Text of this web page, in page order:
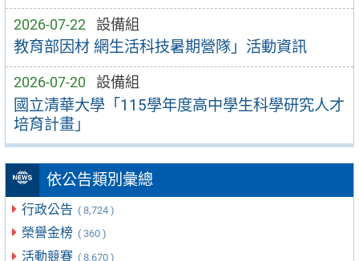
2026-07-22 設備組
教育部因材 網生活科技暑期營隊」活動資訊
2026-07-20 設備組
國立清華大學「115學年度高中學生科學研究人才
培育計畫」
依公告類別彙總
行政公告 ( 8,724 )
榮譽金榜 ( 360 )
活動競賽 ( 8,670 )